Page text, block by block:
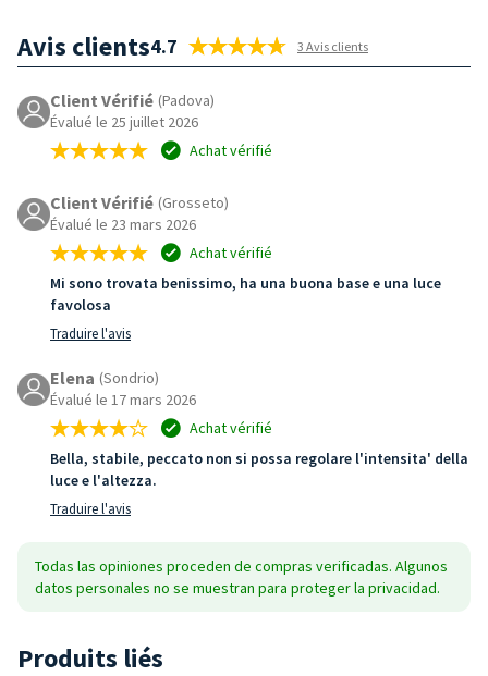
Avis clients4.7 3 Avis clients
Client Vérifié (Padova)
Évalué le 25 juillet 2026
Achat vérifié
Client Vérifié (Grosseto)
Évalué le 23 mars 2026
Achat vérifié
Mi sono trovata benissimo, ha una buona base e una luce
favolosa
Traduire l'avis
Elena (Sondrio)
Évalué le 17 mars 2026
Achat vérifié
Bella, stabile, peccato non si possa regolare l'intensita' della
luce e l'altezza.
Traduire l'avis
Todas las opiniones proceden de compras verificadas. Algunos
datos personales no se muestran para proteger la privacidad.
Produits liés